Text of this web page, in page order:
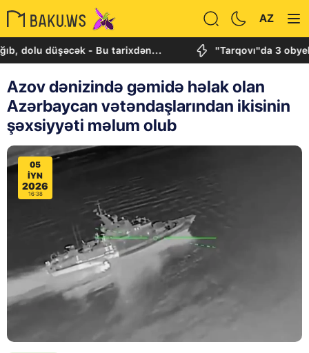
AZ
düşəcək - Bu tarixdən... "Tarqovı"da 3 obyektdə
Azov dənizində gəmidə həlak olan
Azərbaycan vətəndaşlarından ikisinin
şəxsiyyəti məlum olub
05
IYN
2026
16:38